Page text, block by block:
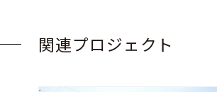
関連プロジェクト